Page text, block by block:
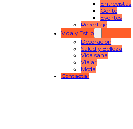
Entrevistas
Gente
Eventos
Reportaje
Vida y Estilo
Decoración
Salud y Belleza
Vida sana
Viajar
Moda
Contactar